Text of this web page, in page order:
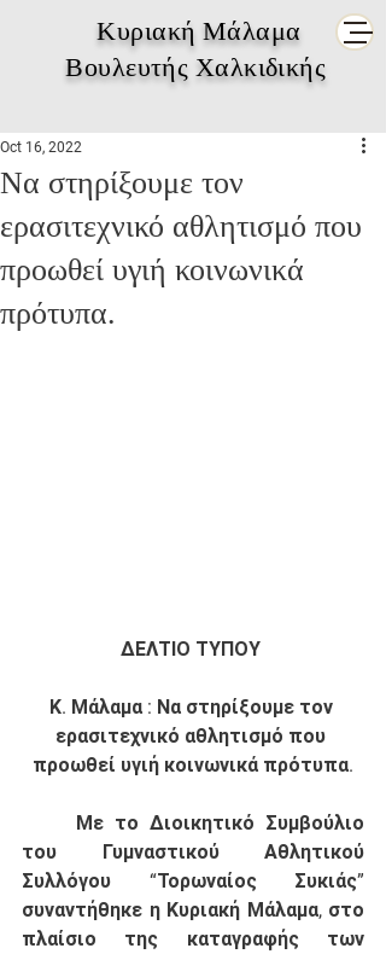
Κυριακή Μάλαμα
Βουλευτής Χαλκιδικής
Να στηρίξουμε τον
ερασιτεχνικό αθλητισμό που
προωθεί υγιή κοινωνικά
πρότυπα.
Oct 16, 2022
ΔΕΛΤΙΟ ΤΥΠΟΥ
Κ. Μάλαμα : Να στηρίξουμε τον
ερασιτεχνικό αθλητισμό που
προωθεί υγιή κοινωνικά πρότυπα.
του Γυμναστικού Αθλητικού
Συλλόγου “Τορωναίος Συκιάς”
συναντήθηκε η Κυριακή Μάλαμα, στο
πλαίσιο της καταγραφής των